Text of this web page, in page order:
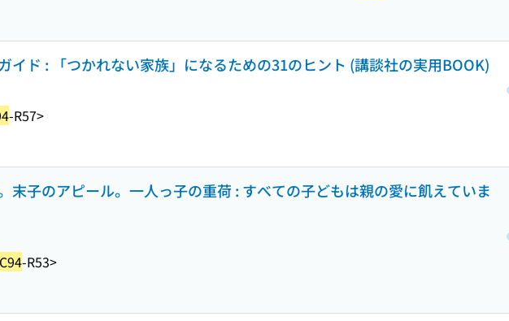
イド : 「つかれない家族」になるための31のヒント (講談社の実用BOOK)
-R57>
末子のアピール。一人っ子の重荷 : すべての子どもは親の愛に飢えていま
-R53>